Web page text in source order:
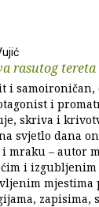
rasutog tereta
i samoironičan,
i
skriva i
svjetlo dana
mraku – autor
i
zapisima,